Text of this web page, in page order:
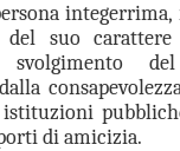
del suo
svolgimento
di amicizia.